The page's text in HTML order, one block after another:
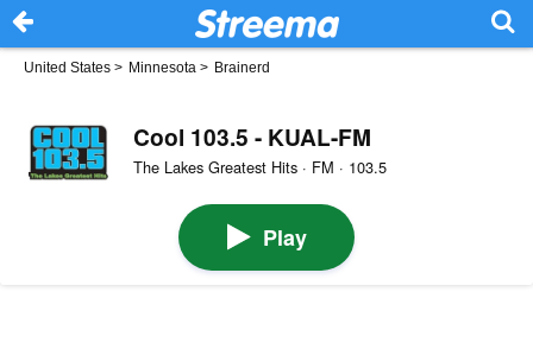
United States > Minnesota > Brainerd
Cool 103.5 - KUAL-FM
The Lakes Greatest Hits · FM · 103.5
Play